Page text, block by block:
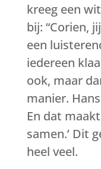
kreeg een
bij: “Corien,
een
iedereen
ook, maar
manier.
En dat
samen.’ Dit
heel veel.